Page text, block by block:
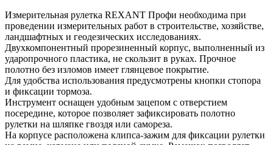
Измерительная рулетка REXANT Профи необходима при
проведении измерительных работ в строительстве, хозяйстве,
ландшафтных и геодезических исследованиях.
Двухкомпонентный прорезиненный корпус, выполненный из
ударопрочного пластика, не скользит в руках. Прочное
полотно без изломов имеет глянцевое покрытие.
Для удобства использования предусмотрены кнопки стопора
и фиксации тормоза.
Инструмент оснащен удобным зацепом с отверстием
посередине, которое позволяет зафиксировать полотно
рулетки на шляпке гвоздя или самореза.
На корпусе расположена клипса-зажим для фиксации рулетки